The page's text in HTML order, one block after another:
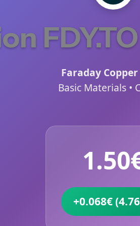
Faraday
Basic Materials •
+0.068€